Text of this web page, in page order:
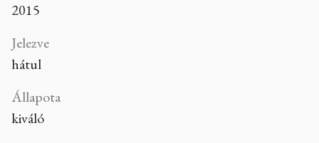
2015
Jelezve
hátul
Állapota
kiváló